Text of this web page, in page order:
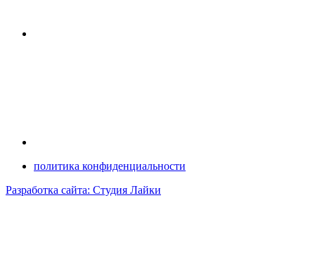
политика конфиденциальности
Разработка сайта: Студия Лайки